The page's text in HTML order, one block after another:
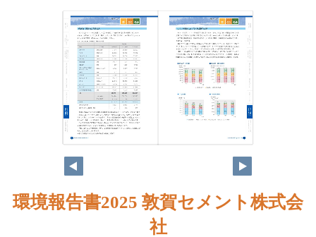
環境報告書2025 敦賀セメント株式会
社